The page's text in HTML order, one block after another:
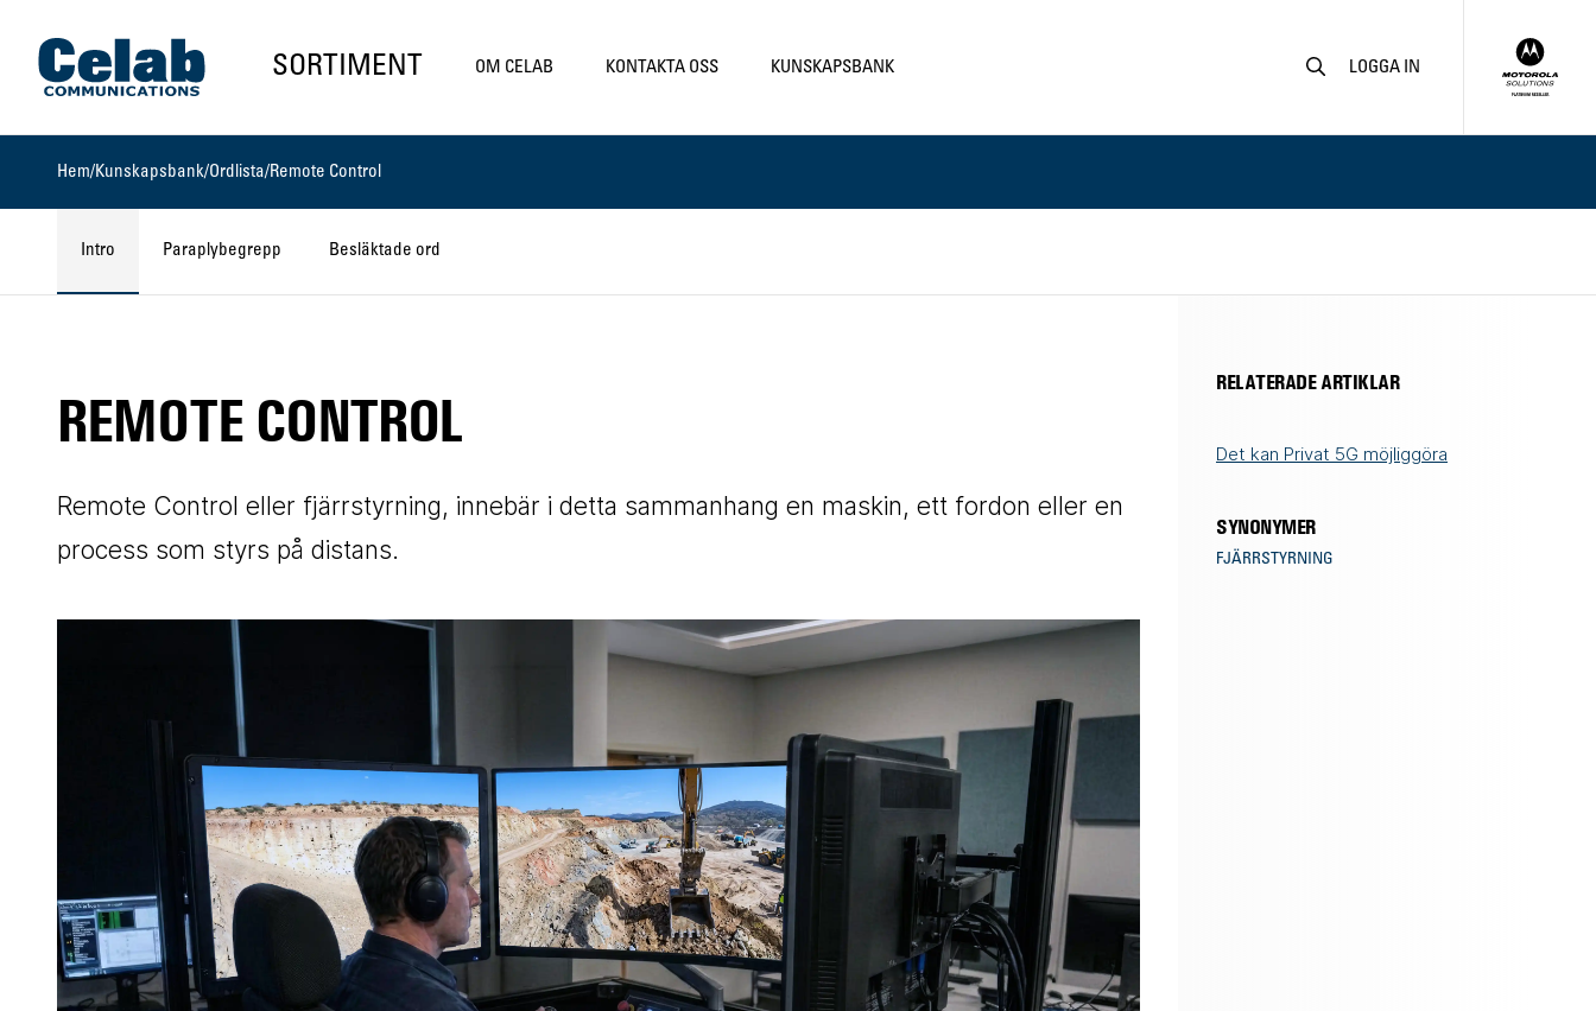
Gå till startsidan
SORTIMENT OM CELAB KONTAKTA OSS KUNSKAPSBANK Gå till söksidan
LOGGA IN
Hem/Kunskapsbank/Ordlista/Remote Control
Intro Paraplybegrepp Besläktade ord
REMOTE CONTROL
Remote Control eller fjärrstyrning, innebär i detta sammanhang en maskin, ett fordon eller en
process som styrs på distans.
RELATERADE ARTIKLAR
Det kan Privat 5G möjliggöra
SYNONYMER
FJÄRRSTYRNING